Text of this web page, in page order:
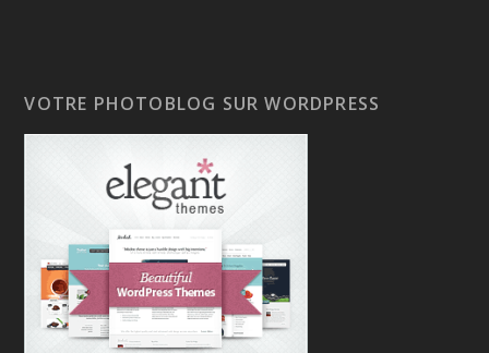
VOTRE PHOTOBLOG SUR WORDPRESS